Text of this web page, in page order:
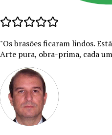
"Os brasões ficaram lindos.
Arte pura, obra-prima, cada